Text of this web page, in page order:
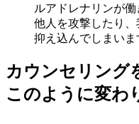
ルアドレナリンが働
他人を攻撃したり
抑え込んでしまいま
カウンセリング
このように変わ